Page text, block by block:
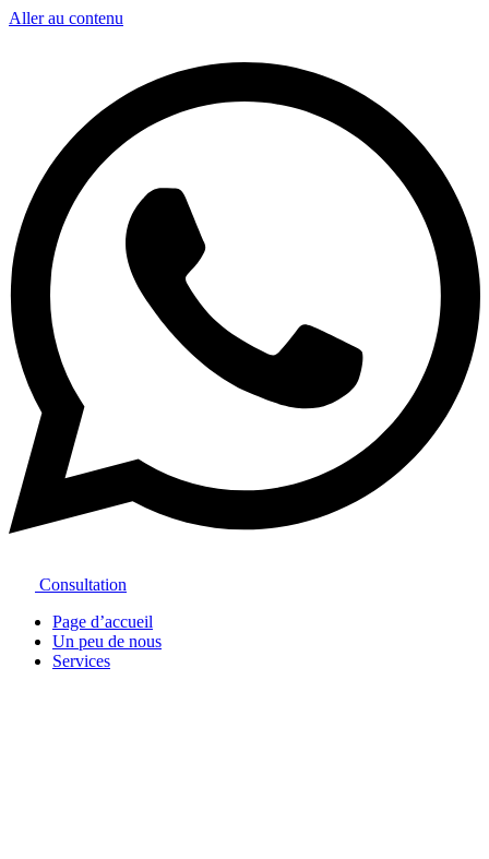
Aller au contenu
Consultation
Page d’accueil
Un peu de nous
Services